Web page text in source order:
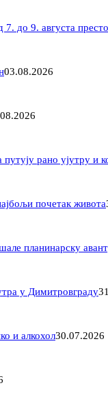
7. до 9. августа
03.08.2026
рано ујутру и
почетак живота
планинарску
у Димитровграду
и алкохол30.07.2026